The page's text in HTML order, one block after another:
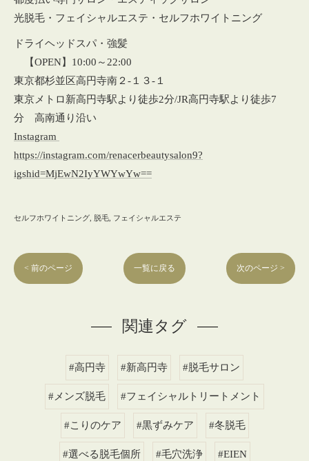
光脱毛・フェイシャルエステ・セルフホワイトニング
ドライヘッドスパ・強髪
【OPEN】10:00～22:00
東京都杉並区高円寺南２‐１３‐１
東京メトロ新高円寺駅より徒歩2分/JR高円寺駅より徒歩7
分 高南通り沿い
Instagram
https://instagram.com/renacerbeautysalon9?
igshid=MjEwN2IyYWYwYw==
セルフホワイトニング 脱毛 フェイシャルエステ
< 前のページ 一覧に戻る 次のページ >
関連タグ
#高円寺 #新高円寺 #脱毛サロン
#メンズ脱毛 #フェイシャルトリートメント
#こりのケア #黒ずみケア #冬脱毛
#選べる脱毛個所 #毛穴洗浄 #EIEN